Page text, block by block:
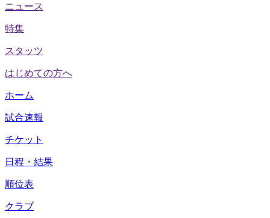
ニュース
特集
スタッツ
はじめての方へ
ホーム
試合速報
チケット
日程・結果
順位表
クラブ